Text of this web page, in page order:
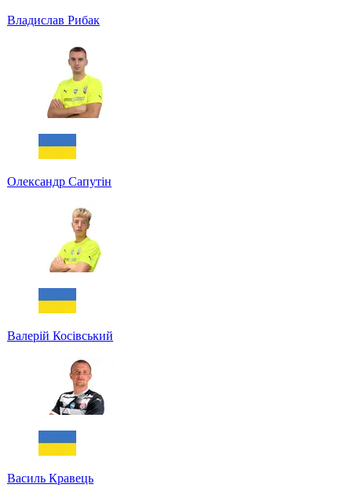
Владислав Рибак
Олександр Сапутін
Валерій Косівський
Василь Кравець